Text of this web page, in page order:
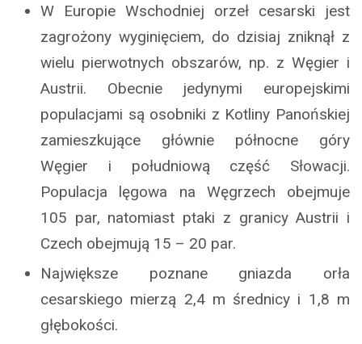
W Europie Wschodniej orzeł cesarski jest
zagrożony wyginięciem, do dzisiaj zniknął z
wielu pierwotnych obszarów, np. z Węgier i
Austrii. Obecnie jedynymi europejskimi
populacjami są osobniki z Kotliny Panońskiej
zamieszkujące głównie północne góry
Węgier i południową część Słowacji.
Populacja lęgowa na Węgrzech obejmuje
105 par, natomiast ptaki z granicy Austrii i
Czech obejmują 15 – 20 par.
Największe poznane gniazda orła
cesarskiego mierzą 2,4 m średnicy i 1,8 m
głębokości.